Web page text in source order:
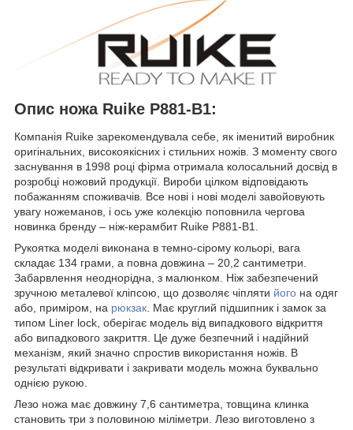
Опис ножа Ruike P881-B1:
Компанія Ruike зарекомендувала себе, як іменитий виробник
оригінальних, високоякісних і стильних ножів. З моменту свого
заснування в 1998 році фірма отримала колосальний досвід в
розробці ножовий продукції. Вироби цілком відповідають
побажанням споживачів. Все нові і нові моделі завойовують
увагу ножеманов, і ось уже колекцію поповнила чергова
новинка бренду – ніж-керамбит Ruike P881-B1.
Рукоятка моделі виконана в темно-сірому кольорі, вага
складає 134 грами, а повна довжина – 20,2 сантиметри.
Забарвлення неоднорідна, з малюнком. Ніж забезпечений
зручною металевої кліпсою, що дозволяє чіпляти його на одяг
або, приміром, на рюкзак. Має круглий підшипник і замок за
типом Liner lock, оберігає модель від випадкового відкриття
або випадкового закриття. Це дуже безпечний і надійний
механізм, який значно спростив використання ножів. В
результаті відкривати і закривати модель можна буквально
однією рукою.
Лезо ножа має довжину 7,6 сантиметра, товщина клинка
становить три з половиною міліметри. Лезо виготовлено з